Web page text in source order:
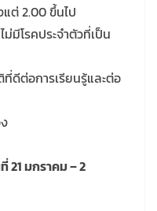
ต่ 2.00 ขึ้นไป
มีโรคประจำตัวที่เป็น
ดีต่อการเรียนรู้และต่อ
21 มกราคม – 2